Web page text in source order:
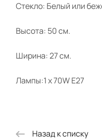
Стекло: Белый или
Высота: 50 см.
Ширина: 27 см.
Лампы:1 x 70W E27
Назад к списку